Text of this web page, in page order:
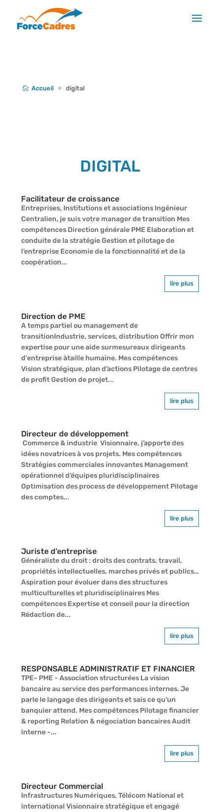
Accueil digital
DIGITAL
Facilitateur de croissance
Entreprises, Institutions et associations Ingénieur
Centralien, je suis votre manager de transition Mes
compétences Direction générale PME Elaboration et
conduite de la stratégie Gestion et pilotage de
l’entreprise Economie de la fonctionnalité et de la
coopération...
lire plus
Direction de PME
A temps partiel ou management de
transitionIndustrie, services, distribution Offrir mon
expertise pour une aide surmesureaux dirigeants
d'entreprise àtaille humaine. Mes compétences
Vision stratégique, plan d’actions Pilotage de centres
de profit Gestion de projet...
lire plus
Directeur de développement
Commerce & industrie Visionnaire, j’apporte des
idées novatrices à vos projets. Mes compétences
Stratégies commerciales innovantes Management
opérationnel d’équipes pluridisciplinaires
Optimisation des process de développement Pilotage
des comptes...
lire plus
Juriste d’entreprise
Généraliste du droit : droits des contrats, travail,
propriétés intellectuelles, marches privés et publics…
Aspiration pour évoluer dans des structures
multiculturelles et pluridisciplinaires Mes
compétences Expertise et conseil pour la direction
Rédaction de...
lire plus
RESPONSABLE ADMINISTRATIF ET FINANCIER
TPE- PME - Association structurées La vision
bancaire au service des performances internes. Je
parle le langage des dirigeants et sais ce qu’un
banquier attend. Mes compétences Pilotage financier
& reporting Relation & négociation bancaires Audit
interne -...
lire plus
Directeur Commercial
Infrastructures Numériques, Télécom National et
international Visionnaire stratégique et engagé